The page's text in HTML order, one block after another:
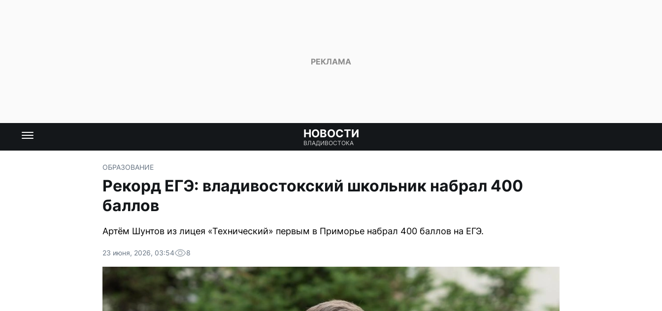
НОВОСТИ
ВЛАДИВОСТОКА
ОБРАЗОВАНИЕ
Рекорд ЕГЭ: владивостокский школьник набрал 400
баллов
Артём Шунтов из лицея «Технический» первым в Приморье набрал 400 баллов на ЕГЭ.
23 июня, 2026, 03:54 8